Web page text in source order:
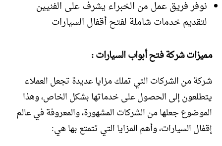
نوفر فريق عمل من الخبراء يشرف على الفنيين
لتقديم خدمات شاملة لفتح أقفال السيارات
مميزات شركة فتح أبواب السيارات :
شركة من الشركات التي تملك مزايا عديدة تجعل العملاء
يتطلعون إلى الحصول على خدماتها بشكل الخاص، وهذا
الموضوع جعلها من الشركات المشهورة، والمعروفة في عالم
إقفال السيارات، وأهم المزايا التي تتمتع بها هي: